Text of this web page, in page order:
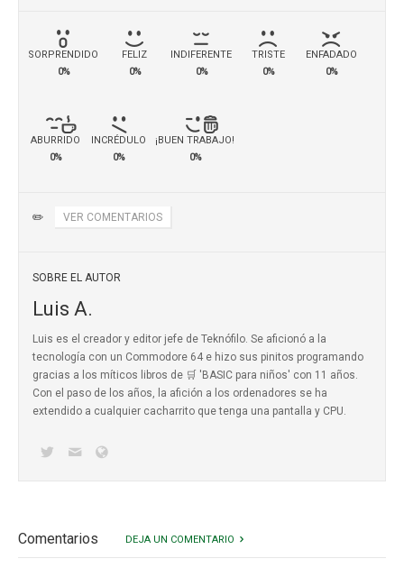
SORPRENDIDO
0%
FELIZ
0%
INDIFERENTE
0%
TRISTE
0%
ENFADADO
0%
ABURRIDO
0%
INCRÉDULO
0%
¡BUEN TRABAJO!
0%
✏️ VER COMENTARIOS
SOBRE EL AUTOR
Luis A.
Luis es el creador y editor jefe de Teknófilo. Se aficionó a la
tecnología con un Commodore 64 e hizo sus pinitos programando
gracias a los míticos libros de 🛒 'BASIC para niños' con 11 años.
Con el paso de los años, la afición a los ordenadores se ha
extendido a cualquier cacharrito que tenga una pantalla y CPU.
Comentarios DEJA UN COMENTARIO